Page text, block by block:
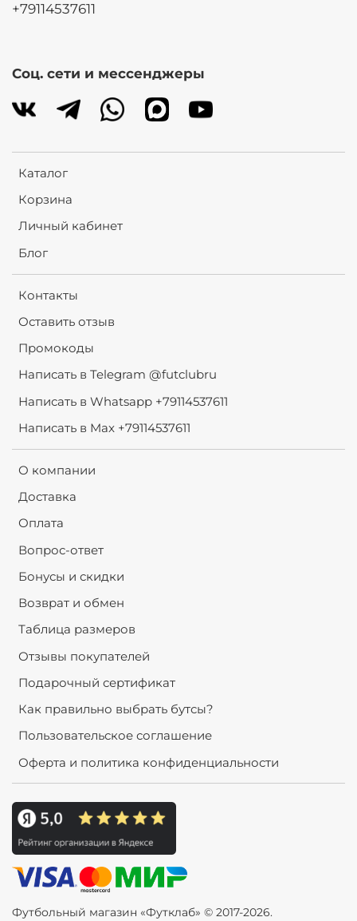
Каталог
Корзина
Личный кабинет
Блог
Контакты
Оставить отзыв
Промокоды
Написать в Telegram @futclubru
Написать в Whatsapp +79114537611
Написать в Max +79114537611
О компании
Доставка
Оплата
Вопрос-ответ
Бонусы и скидки
Возврат и обмен
Таблица размеров
Отзывы покупателей
Подарочный сертификат
Как правильно выбрать бутсы?
Пользовательское соглашение
Оферта и политика конфиденциальности
+79114537611
Соц. сети и мессенджеры
Футбольный магазин «Футклаб» © 2017-2026.